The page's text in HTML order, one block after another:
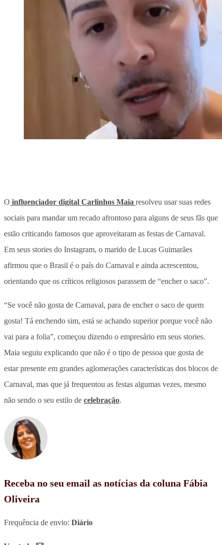
O influenciador digital Carlinhos Maia resolveu usar suas redes
sociais para mandar um recado afrontoso para alguns de seus fãs que
estão criticando famosos que aproveitaram as festas de Carnaval.
Em seus stories do Instagram, o marido de Lucas Guimarães
afirmou que o Brasil é o país do Carnaval e ainda acrescentou,
orientando que os críticos religiosos parassem de “encher o saco”.
“Se você não gosta de Carnaval, para de encher o saco de quem
gosta! Tá enchendo sim, está se achando superior porque você não
vai para a folia”, começou dizendo o empresário em seus stories.
Maia seguiu explicando que não é o tipo de pessoa que gosta de
estar presente em grandes aglomerações características dos blocos de
Carnaval, mas que já frequentou as festas algumas vezes, mesmo
não sendo o seu estilo de celebração.
Receba no seu email as notícias da coluna Fábia
Oliveira
Frequência de envio: Diário